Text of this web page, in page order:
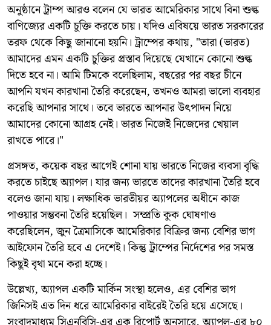
অনুষ্ঠানে ট্রাম্প আরও বলেন যে ভারত আমেরিকার সাথে বিনা শুল্ক
বাণিজ্যের একটি চুক্তি করতে চায়। যদিও এবিষয়ে ভারত সরকারের
তরফ থেকে কিছু জানানো হয়নি। ট্রাম্পের কথায়, "তারা (ভারত)
আমাদের এমন একটি চুক্তির প্রস্তাব দিয়েছে যেখানে কোনো শুল্ক
দিতে হবে না। আমি টিমকে বলেছিলাম, বছরের পর বছর চীনে
আপনি যখন কারখানা তৈরি করেছেন, তখনও আমরা ভালো ব্যবহার
করেছি আপনার সাথে। তবে ভারতে আপনার উৎপাদন নিয়ে
আমাদের কোনো আগ্রহ নেই। ভারত নিজেই নিজেদের খেয়াল
রাখতে পারে।"
প্রসঙ্গত, কয়েক বছর আগেই শোনা যায় ভারতে নিজের ব্যবসা বৃদ্ধি
করতে চাইছে অ্যাপল। যার জন্য ভারতে তাদের কারখানা তৈরি হবে
বলেও জানা যায়। লক্ষাধিক ভারতীয়র অ্যাপলের অধীনে কাজ
পাওয়ার সম্ভবনা তৈরি হয়েছিল। সম্প্রতি কুক ঘোষণাও
করেছিলেন, জুন ত্রৈমাসিকে আমেরিকার বিক্রির জন্য বেশির ভাগ
আইফোন তৈরি হবে এ দেশেই। কিন্তু ট্রাম্পের নির্দেশের পর সমস্ত
কিছুই বৃথা মনে করা হচ্ছে।
উল্লেখ্য, অ্যাপল একটি মার্কিন সংস্থা হলেও, এর বেশির ভাগ
জিনিসই এত দিন ধরে আমেরিকার বাইরেই তৈরি হয়ে এসেছে।